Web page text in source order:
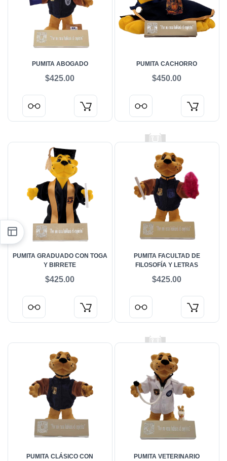
PUMITA ABOGADO
$425.00
PUMITA CACHORRO
$450.00
PUMITA GRADUADO CON TOGA
Y BIRRETE
$425.00
PUMITA FACULTAD DE
FILOSOFÍA Y LETRAS
$425.00
PUMITA CLÁSICO CON
PUMITA VETERINARIO